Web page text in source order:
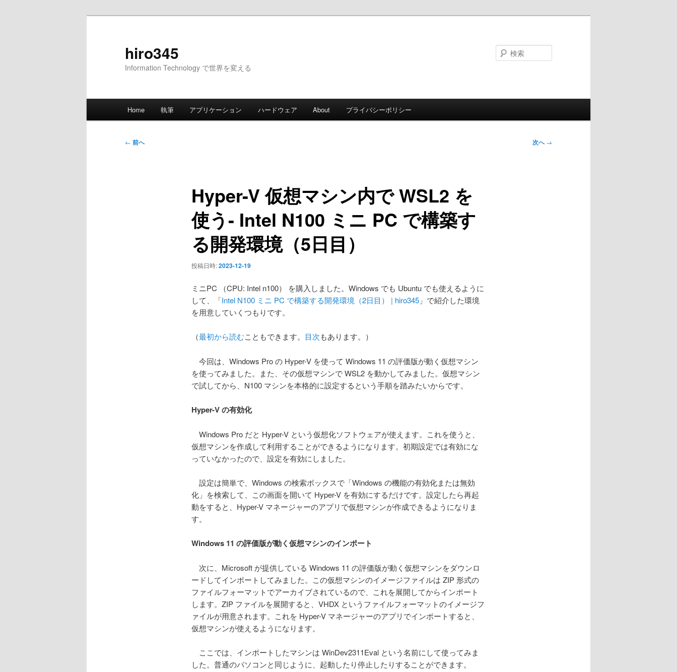
hiro345
Information Technology で世界を変える
Home 執筆 アプリケーション ハードウェア About プライバシーポリシー
投
← 前へ 次へ→
Hyper-V 仮想マシン内で WSL2 を
使う- Intel N100 ミニ PC で構築す
る開発環境（5日目）
投稿日時:2023-12-19
ミニPC （CPU: Intel n100） を購入しました。Windows でも Ubuntu でも使えるように
して、「Intel N100 ミニ PC で構築する開発環境（2日目） | hiro345」で紹介した環境
を用意していくつもりです。
（最初から読むこともできます。 目次もあります。）
今回は、Windows Pro の Hyper-V を使って Windows 11 の評価版が動く仮想マシン
を使ってみました。また、その仮想マシンで WSL2 を動かしてみました。仮想マシン
で試してから、N100 マシンを本格的に設定するという手順を踏みたいからです。
Hyper-V の有効化
Windows Pro だと Hyper-V という仮想化ソフトウェアが使えます。これを使うと、
仮想マシンを作成して利用することができるようになります。初期設定では有効にな
っていなかったので、設定を有効にしました。
設定は簡単で、Windows の検索ボックスで「Windows の機能の有効化または無効
化」を検索して、この画面を開いて Hyper-V を有効にするだけです。設定したら再起
動をすると、Hyper-V マネージャーのアプリで仮想マシンが作成できるようになりま
す。
Windows 11 の評価版が動く仮想マシンのインポート
次に、Microsoft が提供している Windows 11 の評価版が動く仮想マシンをダウンロ
ードしてインポートしてみました。この仮想マシンのイメージファイルは ZIP 形式の
ファイルフォーマットでアーカイブされているので、これを展開してからインポート
します。ZIP ファイルを展開すると、VHDX というファイルフォーマットのイメージフ
ァイルが用意されます。これを Hyper-V マネージャーのアプリでインポートすると、
仮想マシンが使えるようになります。
ここでは、インポートしたマシンは WinDev2311Eval という名前にして使ってみま
した。普通のパソコンと同じように、起動したり停止したりすることができます。